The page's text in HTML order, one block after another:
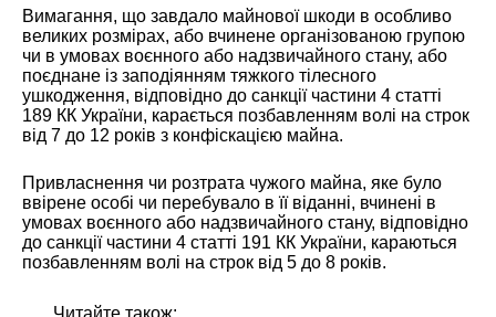
Вимагання, що завдало майнової шкоди в особливо
великих розмірах, або вчинене організованою групою
чи в умовах воєнного або надзвичайного стану, або
поєднане із заподіянням тяжкого тілесного
ушкодження, відповідно до санкції частини 4 статті
189 КК України, карається позбавленням волі на строк
від 7 до 12 років з конфіскацією майна.
Привласнення чи розтрата чужого майна, яке було
ввірене особі чи перебувало в її віданні, вчинені в
умовах воєнного або надзвичайного стану, відповідно
до санкції частини 4 статті 191 КК України, караються
позбавленням волі на строк від 5 до 8 років.
Читайте також: